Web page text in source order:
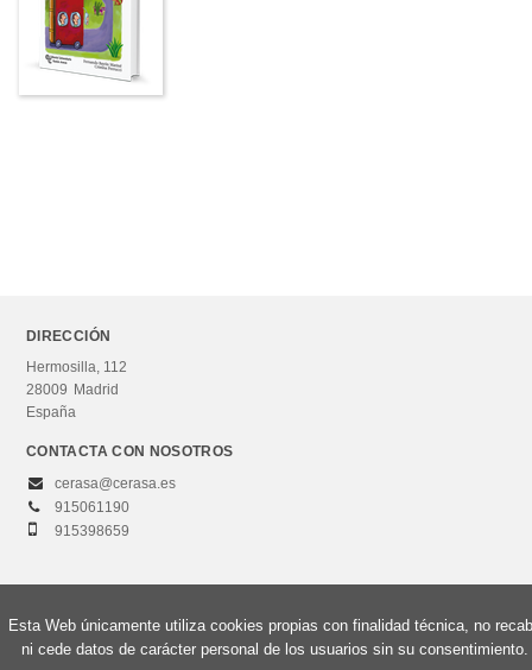
DIRECCIÓN
Hermosilla, 112
28009 Madrid
España
CONTACTA CON NOSOTROS
cerasa@cerasa.es
915061190
915398659
© 2026, Editorial Centro de Estudios Ramón Areces, S.A. Todos los derechos
reservados.
Esta Web únicamente utiliza cookies propias con finalidad técnica, no
ni cede datos de carácter personal de los usuarios sin su consentimiento.